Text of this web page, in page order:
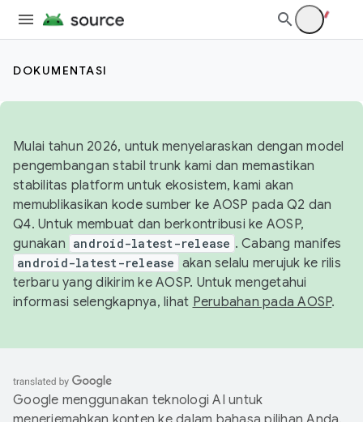
DOKUMENTASI
Mulai tahun 2026, untuk menyelaraskan dengan model
pengembangan stabil trunk kami dan memastikan
stabilitas platform untuk ekosistem, kami akan
memublikasikan kode sumber ke AOSP pada Q2 dan
Q4. Untuk membuat dan berkontribusi ke AOSP,
gunakan android-latest-release . Cabang manifes
android-latest-release akan selalu merujuk ke rilis
terbaru yang dikirim ke AOSP. Untuk mengetahui
informasi selengkapnya, lihat Perubahan pada AOSP.
Google menggunakan teknologi AI untuk